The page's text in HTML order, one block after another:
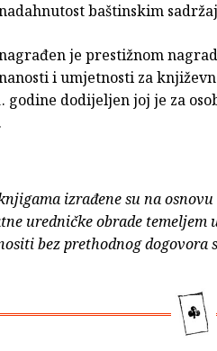
baštinskim
je prestižnom
i umjetnosti za
godine dodijeljen joj je za
izrađene su na
uredničke obrade temeljem
bez prethodnog dogovora